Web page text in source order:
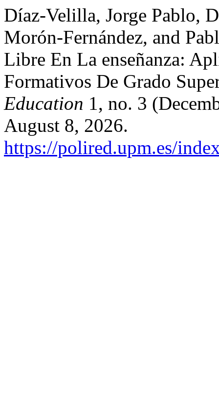
Díaz-Velilla, Jorge Pablo,
Morón-Fernández, and
Libre En La enseñanza:
Formativos De Grado
Education 1, no. 3
August 8, 2026.
https://polired.upm.es/